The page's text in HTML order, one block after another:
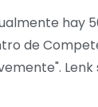
hay
de